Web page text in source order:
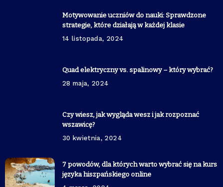
Motywowanie uczniów do nauki: Sprawdzone
strategie, które działają w każdej klasie
14 listopada, 2024
Quad elektryczny vs. spalinowy – który wybrać?
28 maja, 2024
Czy wiesz, jak wygląda wesz i jak rozpoznać
wszawicę?
30 kwietnia, 2024
7 powodów, dla których warto wybrać się na kurs
języka hiszpańskiego online